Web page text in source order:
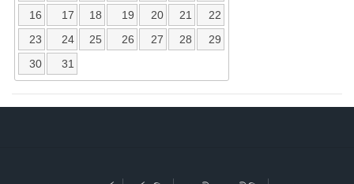
16
17 18 19 20 21
22
23
24 25 26 27 28
29
30
31